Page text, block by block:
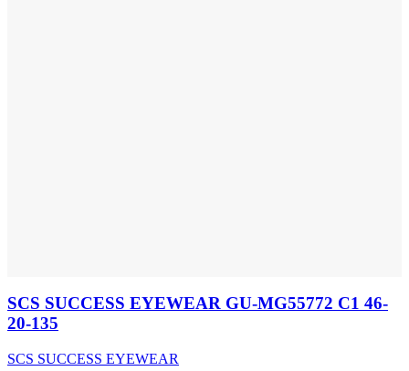
SCS SUCCESS EYEWEAR GU-MG55772 C1 46-
20-135
SCS SUCCESS EYEWEAR